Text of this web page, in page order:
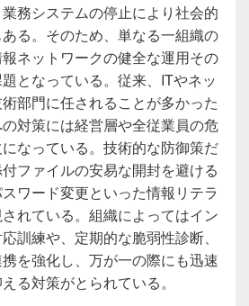
務システムの停止により社会的
る。そのため、単なる一組織の
ネットワークの健全な運用その
となっている。従来、ITやネッ
部門に任されることが多かった
対策には経営層や全従業員の危
なっている。技術的な防御策だ
ファイルの安易な開封を避ける
ワード変更といった情報リテラ
れている。組織によってはイン
訓練や、定期的な脆弱性診断、
を強化し、万が一の際にも迅速
る対策がとられている。